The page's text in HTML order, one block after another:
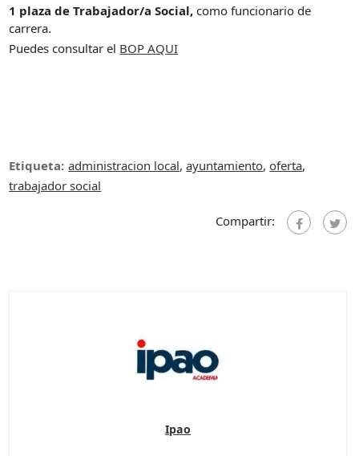
1 plaza de Trabajador/a Social, como funcionario de
carrera.
Puedes consultar el BOP AQUI
Etiqueta: administracion local,ayuntamiento,oferta,
trabajador social
Compartir:
Ipao